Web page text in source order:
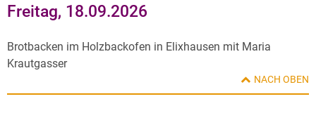
Freitag, 18.09.2026
Brotbacken im Holzbackofen in Elixhausen mit Maria
Krautgasser
NACH OBEN